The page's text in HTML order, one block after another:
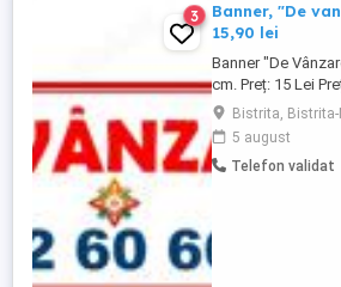
3
Banner, "De
15,90 lei
Banner "De
cm. Preț: 15 Lei
clipsuri de
o distanță mai
clipsuri pentru a
Pentru alte
Bistrita, Bistrita-
5 august
Telefon validat